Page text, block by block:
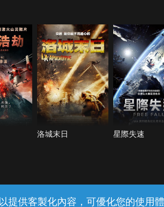
提供客製化內容，可優化您的使用
洛城末日 星際失速
線